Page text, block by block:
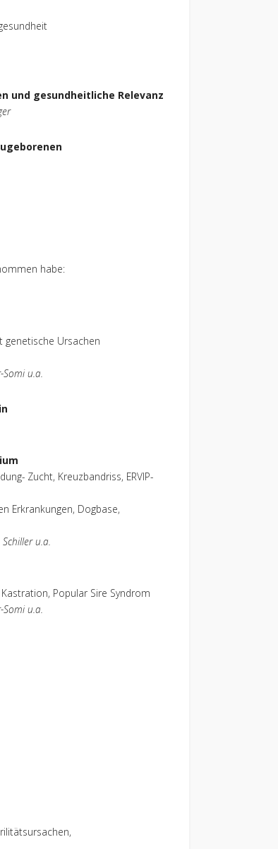
und gesundheitliche Relevanz
habe:
genetische Ursachen
Somi u.a.
Zucht, Kreuzbandriss, ERVIP-
Erkrankungen, Dogbase,
u.a.
Popular Sire Syndrom
Somi u.a.